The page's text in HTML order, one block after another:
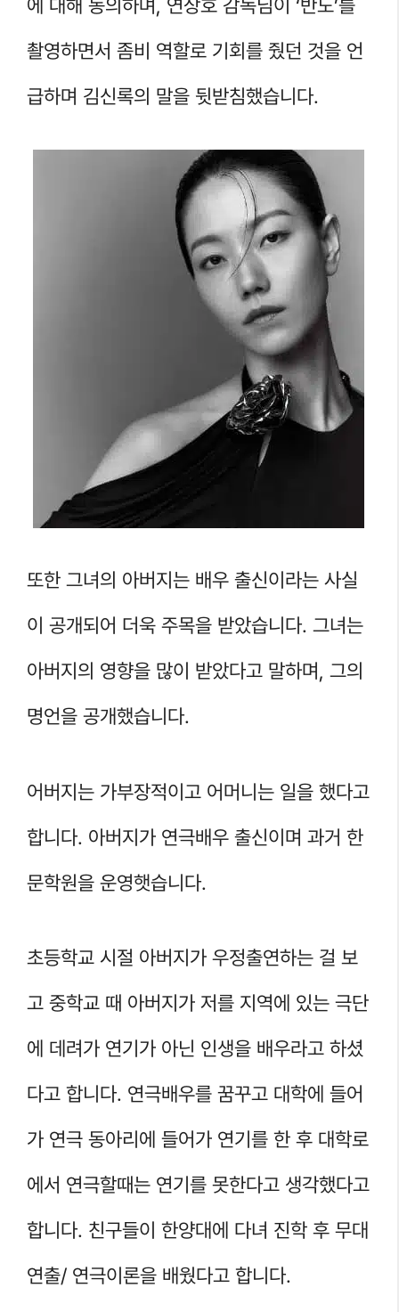
에 대해 동의하며, 연상호 감독님이 ‘반도’를
촬영하면서 좀비 역할로 기회를 줬던 것을 언
급하며 김신록의 말을 뒷받침했습니다.
또한 그녀의 아버지는 배우 출신이라는 사실
이 공개되어 더욱 주목을 받았습니다. 그녀는
아버지의 영향을 많이 받았다고 말하며, 그의
명언을 공개했습니다.
어버지는 가부장적이고 어머니는 일을 했다고
합니다. 아버지가 연극배우 출신이며 과거 한
문학원을 운영햇습니다.
초등학교 시절 아버지가 우정출연하는 걸 보
고 중학교 때 아버지가 저를 지역에 있는 극단
에 데려가 연기가 아닌 인생을 배우라고 하셨
다고 합니다. 연극배우를 꿈꾸고 대학에 들어
가 연극 동아리에 들어가 연기를 한 후 대학로
에서 연극할때는 연기를 못한다고 생각했다고
합니다. 친구들이 한양대에 다녀 진학 후 무대
연출/ 연극이론을 배웠다고 합니다.